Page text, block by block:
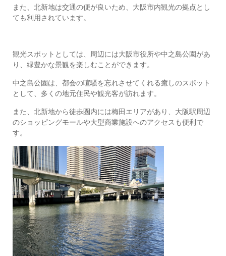
また、北新地は交通の便が良いため、大阪市内観光の拠点とし
ても利用されています。
観光スポットとしては、周辺には大阪市役所や中之島公園があ
り、緑豊かな景観を楽しむことができます。
中之島公園は、都会の喧騒を忘れさせてくれる癒しのスポット
として、多くの地元住民や観光客が訪れます。
また、北新地から徒歩圏内には梅田エリアがあり、大阪駅周辺
のショッピングモールや大型商業施設へのアクセスも便利で
す。